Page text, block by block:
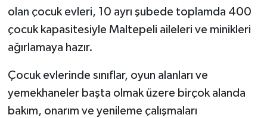
olan çocuk evleri, 10 ayrı şubede toplamda 400
çocuk kapasitesiyle Maltepeli aileleri ve minikleri
ağırlamaya hazır.
Çocuk evlerinde sınıflar, oyun alanları ve
yemekhaneler başta olmak üzere birçok alanda
bakım, onarım ve yenileme çalışmaları